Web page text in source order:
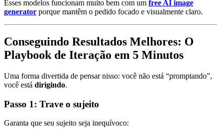
Esses modelos funcionam muito bem com um free AI image
generator porque mantêm o pedido focado e visualmente claro.
Conseguindo Resultados Melhores: O
Playbook de Iteração em 5 Minutos
Uma forma divertida de pensar nisso: você não está “promptando”,
você está dirigindo.
Passo 1: Trave o sujeito
Garanta que seu sujeito seja inequívoco: